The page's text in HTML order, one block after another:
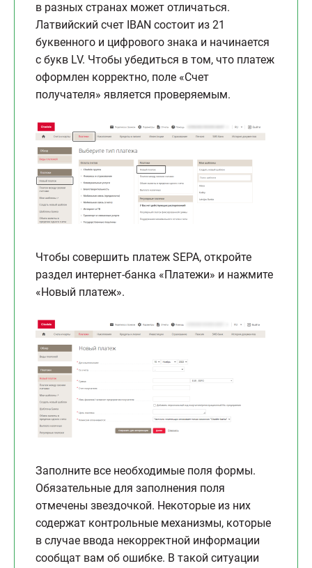
в разных странах может отличаться.
Латвийский счет IBAN состоит из 21
буквенного и цифрового знака и начинается
с букв LV. Чтобы убедиться в том, что платеж
оформлен корректно, поле «Счет
получателя» является проверяемым.
Чтобы совершить платеж SEPA, откройте
раздел интернет-банка «Платежи» и нажмите
«Новый платеж».
Заполните все необходимые поля формы.
Обязательные для заполнения поля
отмечены звездочкой. Некоторые из них
содержат контрольные механизмы, которые
в случае ввода некорректной информации
сообщат вам об ошибке. В такой ситуации